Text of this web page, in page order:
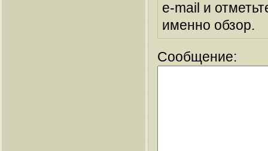
e-mail и
именно обзор.
Сообщение: